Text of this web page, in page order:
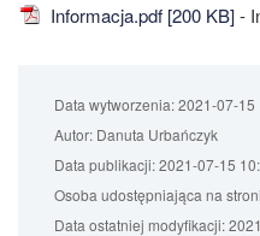
Informacja.pdf [200 KB]-
Data wytworzenia:2021-07-15
Autor: Danuta Urbańczyk
Data publikacji:2021-07-15
Osoba udostępniająca na
Data ostatniej modyfikacji: